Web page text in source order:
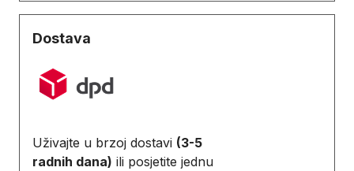
Dostava
Uživajte u brzoj dostavi (3-5
radnih dana) ili posjetite jednu